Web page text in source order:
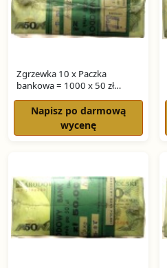
Zgrzewka 10 x Paczka
bankowa = 1000 x 50 zł
ŚWIERCZEWSKI seria HS
Napisz po darmową
wycenę